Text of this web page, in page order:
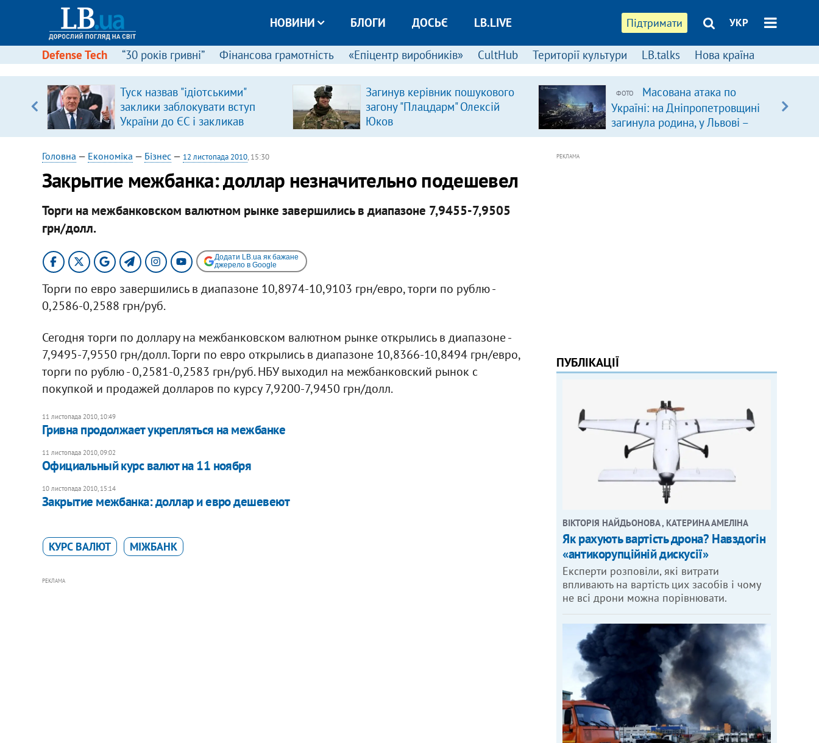
Підтримати УКР
НОВИНИ БЛОГИ ДОСЬЄ LB.LIVE
Defense Tech “30 років гривні” Фінансова грамотність «Епіцентр виробників» CultHub Території культури LB.talks Нова країна
Туск назвав "ідіотськими"
заклики заблокувати вступ
України до ЄС і закликав
припинити антиукраїнську
риторику
Загинув керівник пошукового
загону "Плацдарм" Олексій
Юков
ФОТО
Масована атака по
Україні: на Дніпропетровщині
загинула родина, у Львові –
удар по багатоповерхівках
Головна — Економіка — Бізнес— 12 листопада 2010, 15:30
Закрытие межбанка: доллар незначительно подешевел
Торги на межбанковском валютном рынке завершились в диапазоне 7,9455-7,9505
грн/долл.
Додати LB.ua як бажане
джерело в Google
Торги по евро завершились в диапазоне 10,8974-10,9103 грн/евро, торги по рублю -
0,2586-0,2588 грн/руб.
Сегодня торги по доллару на межбанковском валютном рынке открылись в диапазоне -
7,9495-7,9550 грн/долл. Торги по евро открылись в диапазоне 10,8366-10,8494 грн/евро,
торги по рублю - 0,2581-0,2583 грн/руб. НБУ выходил на межбанковский рынок с
покупкой и продажей долларов по курсу 7,9200-7,9450 грн/долл.
11 листопада 2010, 10:49
Гривна продолжает укрепляться на межбанке
11 листопада 2010, 09:02
Официальный курс валют на 11 ноября
10 листопада 2010, 15:14
Закрытие межбанка: доллар и евро дешевеют
КУРС ВАЛЮТ МІЖБАНК
РЕКЛАМА
РЕКЛАМА
ПУБЛІКАЦІЇ
ВІКТОРІЯ НАЙДЬОНОВА , КАТЕРИНА АМЕЛІНА
Як рахують вартість дрона? Навздогін
«антикорупційній дискусії»
Експерти розповіли, які витрати
впливають на вартість цих засобів і чому
не всі дрони можна порівнювати.